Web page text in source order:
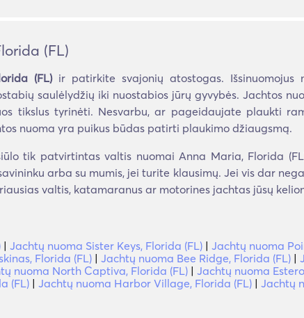
(FL)
(FL)ir patirkite svajonių atostogas. Išsinuomojus
saulėlydžių iki nuostabios jūrų gyvybės. Jachtos
tikslus tyrinėti. Nesvarbu, ar pageidaujate plaukti
nuoma yra puikus būdas patirti plaukimo džiaugsmą.
tik patvirtintas valtis nuomai Anna Maria, Florida
arba su mumis, jei turite klausimų. Jei vis dar
valtis, katamaranus ar motorines jachtas jūsų
| Jachtų nuoma Sister Keys, Florida (FL) | Jachtų nuoma
Florida (FL) | Jachtų nuoma Bee Ridge, Florida (FL) |
nuoma North Captiva, Florida (FL) | Jachtų nuoma
(FL) | Jachtų nuoma Harbor Village, Florida (FL) | Jachtų